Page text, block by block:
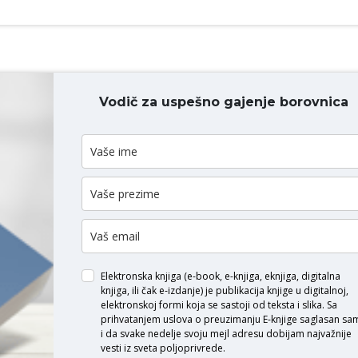
KOMENTAR
Vodič za uspešno gajenje borovnica
Elektronska knjiga (e-book, e-knjiga, eknjiga, digitalna
knjiga, ili čak e-izdanje) je publikacija knjige u digitalnoj,
elektronskoj formi koja se sastoji od teksta i slika. Sa
prihvatanjem uslova o preuzimanju E-knjige saglasan
i da svake nedelje svoju mejl adresu dobijam najvažnije
vesti iz sveta poljoprivrede.